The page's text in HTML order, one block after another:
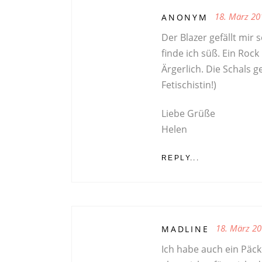
ANONYM 18. März
Der Blazer gefällt mir
finde ich süß. Ein
Ärgerlich. Die Schals
Fetischistin!)
Liebe Grüße
Helen
REPLY...
MADLINE 18. März
Ich habe auch ein